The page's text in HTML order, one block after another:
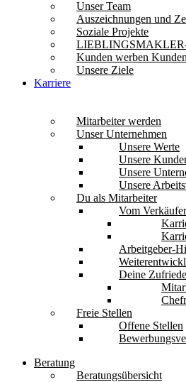
Unser Team
Auszeichnungen und
Soziale Projekte
Kunden werben Kunden
Unsere Ziele
Karriere
Mitarbeiter werden
Unser Unternehmen
Unsere Werte
Unsere
Unsere
Unsere
Du als Mitarbeiter
Vom
Arbeitgeber-
Deine
Freie Stellen
Offene Stellen
Beratung
Beratungsübersicht